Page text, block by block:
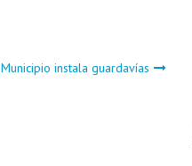
Municipio instala guardavías